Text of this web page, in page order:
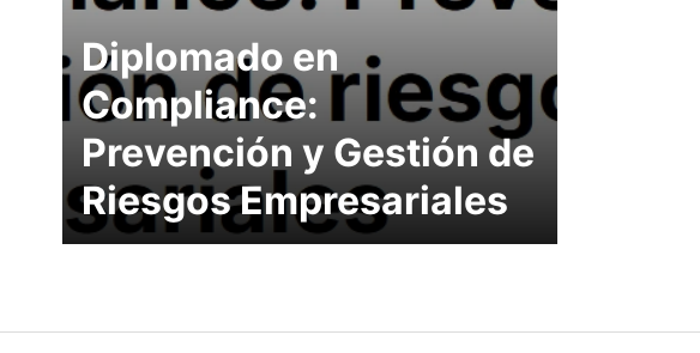
Diplomado en
Compliance:
Prevención y Gestión de
Riesgos Empresariales